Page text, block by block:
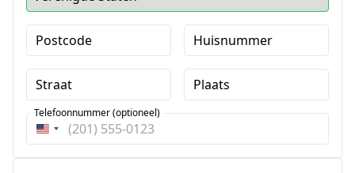
Postcode Huisnummer
Straat Plaats
Verenigde
Telefoonnummer (optioneel)